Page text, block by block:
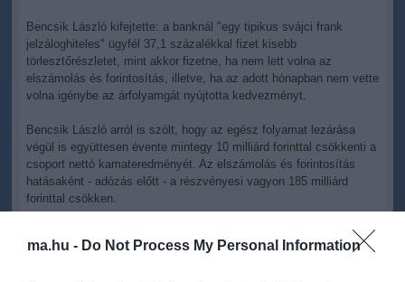
ma.hu - Do Not Process My Personal Information
Bencsik László kifejtette: a banknál "egy tipikus svájci frank
jelzáloghiteles" ügyfél 37,1 százalékkal fizet kisebb
törlesztőrészletet, mint akkor fizetne, ha nem lett volna az
elszámolás és forintosítás, illetve, ha az adott hónapban nem vette
volna igénybe az árfolyamgát nyújtotta kedvezményt.
Bencsik László arról is szólt, hogy az egész folyamat lezárása
végül is együttesen évente mintegy 10 milliárd forinttal csökkenti a
csoport nettó kamateredményét. Az elszámolás és forintosítás
hatásaként - adózás előtt - a részvényesi vagyon 185 milliárd
forinttal csökken.
oroszországi leánybank van az egyik legnehezebb helyzetben, a